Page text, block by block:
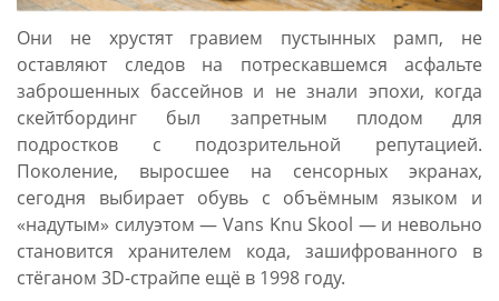
Они не хрустят гравием пустынных рамп, не
оставляют следов на потрескавшемся асфальте
заброшенных бассейнов и не знали эпохи, когда
скейтбординг был запретным плодом для
подростков с подозрительной репутацией.
Поколение, выросшее на сенсорных экранах,
сегодня выбирает обувь с объёмным языком и
«надутым» силуэтом — Vans Knu Skool — и невольно
становится хранителем кода, зашифрованного в
стёганом 3D-страйпе ещё в 1998 году.